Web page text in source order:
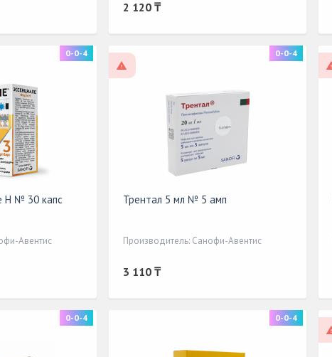
2 120 ₸
0-0-4
Н № 30 капс
Авентис
0-0-4
Трентал 5 мл № 5 амп
Производитель: Санофи-Авентис
3 110 ₸
0-0-4 0-0-4